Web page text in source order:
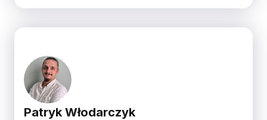
Patryk Włodarczyk